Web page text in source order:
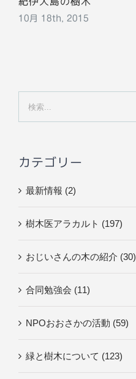
10月 18th, 2015
索
カテゴリー
最新情報 (2)
樹木医アラカルト (197)
おじいさんの木の紹介 (30)
合同勉強会 (11)
NPOおおさかの活動 (59)
緑と樹木について (123)